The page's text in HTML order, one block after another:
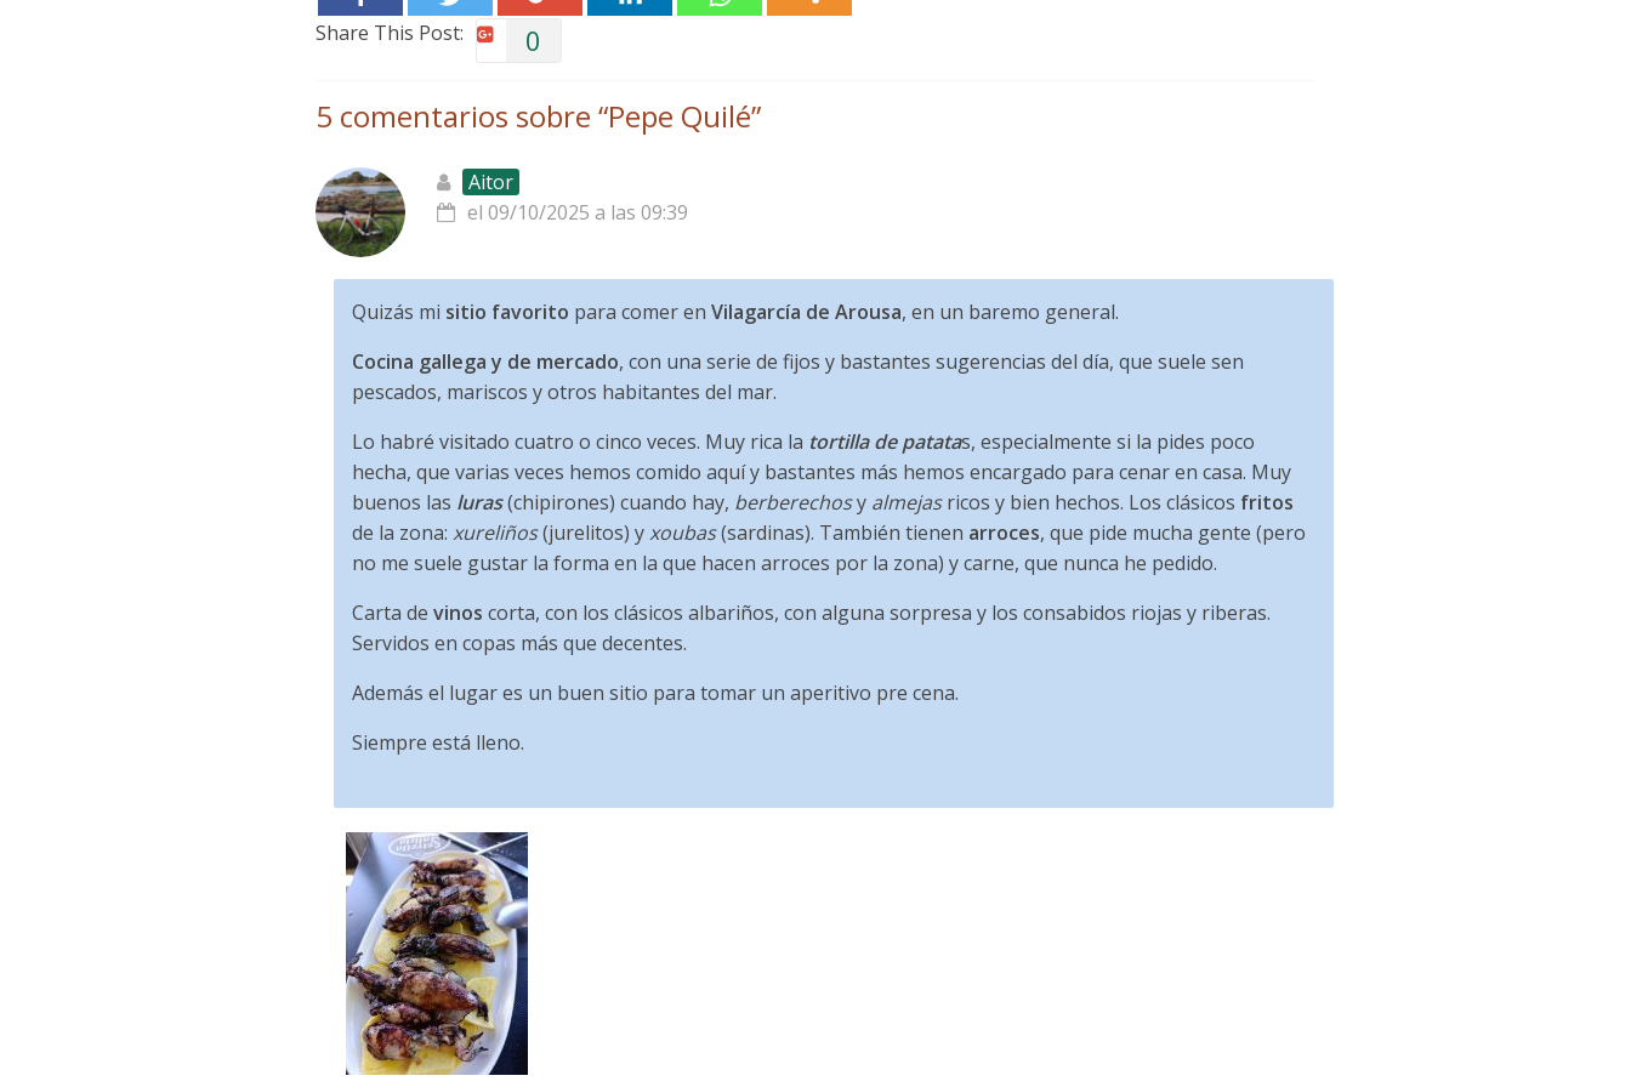
Share This Post: 0
5 comentarios sobre “Pepe Quilé”
Aitor
el 09/10/2025 a las 09:39
Quizás mi sitio favorito para comer en Vilagarcía de Arousa, en un baremo general.
Cocina gallega y de mercado, con una serie de fijos y bastantes sugerencias del día, que suele sen
pescados, mariscos y otros habitantes del mar.
Lo habré visitado cuatro o cinco veces. Muy rica la tortilla de patatas, especialmente si la pides poco
hecha, que varias veces hemos comido aquí y bastantes más hemos encargado para cenar en casa. Muy
buenos las luras(chipirones) cuando hay, berberechosy almejasricos y bien hechos. Los clásicos fritos
de la zona: xureliños(jurelitos) yxoubas(sardinas). También tienen arroces, que pide mucha gente (pero
no me suele gustar la forma en la que hacen arroces por la zona) y carne, que nunca he pedido.
Carta de vinos corta, con los clásicos albariños, con alguna sorpresa y los consabidos riojas y riberas.
Servidos en copas más que decentes.
Además el lugar es un buen sitio para tomar un aperitivo pre cena.
Siempre está lleno.